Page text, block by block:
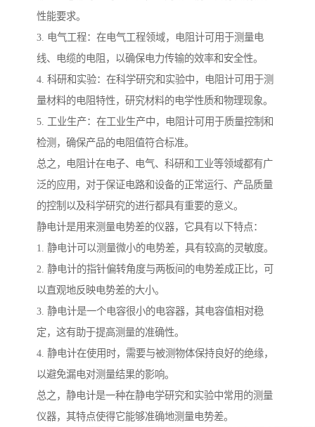
性能要求。
3. 电气工程：在电气工程领域，电阻计可用于测量电
线、电缆的电阻，以确保电力传输的效率和安全性。
4. 科研和实验：在科学研究和实验中，电阻计可用于测
量材料的电阻特性，研究材料的电学性质和物理现象。
5. 工业生产：在工业生产中，电阻计可用于质量控制和
检测，确保产品的电阻值符合标准。
总之，电阻计在电子、电气、科研和工业等领域都有广
泛的应用，对于保证电路和设备的正常运行、产品质量
的控制以及科学研究的进行都具有重要的意义。
静电计是用来测量电势差的仪器，它具有以下特点：
1. 静电计可以测量微小的电势差，具有较高的灵敏度。
2. 静电计的指针偏转角度与两板间的电势差成正比，可
以直观地反映电势差的大小。
3. 静电计是一个电容很小的电容器，其电容值相对稳
定，这有助于提高测量的准确性。
4. 静电计在使用时，需要与被测物体保持良好的绝缘，
以避免漏电对测量结果的影响。
总之，静电计是一种在静电学研究和实验中常用的测量
仪器，其特点使得它能够准确地测量电势差。